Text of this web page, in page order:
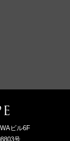
ビル6F
号